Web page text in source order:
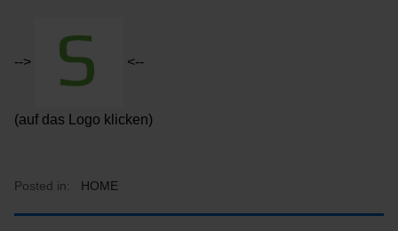
--> <--
(auf das Logo klicken)
Posted in: HOME